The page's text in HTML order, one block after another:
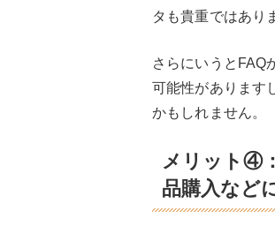
タも貴重ではあり
さらにいうとFAQ
可能性があります
かもしれません。
メリット④
品購入など